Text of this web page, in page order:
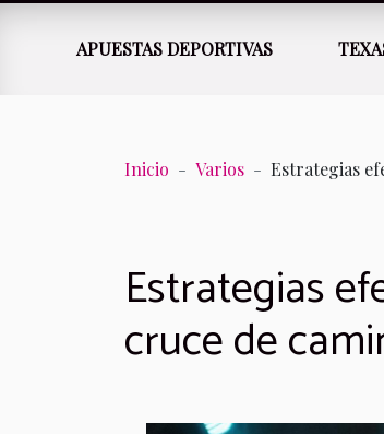
APUESTAS DEPORTIVAS
Inicio Varios Estrategias
Estrategias
cruce de